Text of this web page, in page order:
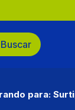
Buscar
para: